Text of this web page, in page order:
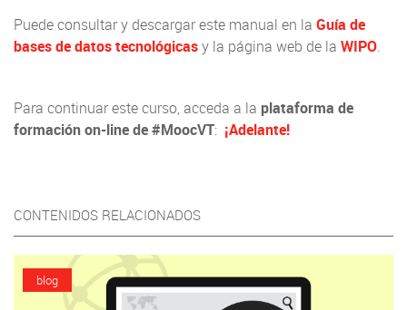
Puede consultar y descargar este manual en la Guía de
bases de datos tecnológicasy la página web de la WIPO.
Para continuar este curso, acceda a la plataforma de
formación on-line de #MoocVT: ¡Adelante!
CONTENIDOS RELACIONADOS
blog